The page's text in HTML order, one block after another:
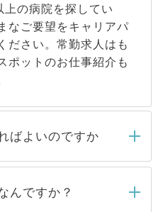
上の病院を探してい
なご要望をキャリアパ
ださい。常勤求人はも
ポットのお仕事紹介も
ばよいのですか
たら、弊社担当者がご
その後メールもしくは
んですか？